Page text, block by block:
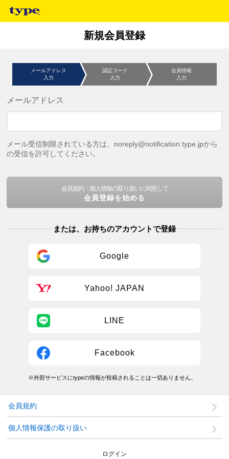
新規会員登録
メールアドレス
入力
認証コード
入力
会員情報
入力
メールアドレス
メール受信制限されている方は、noreply@notification.type.jpから
の受信を許可してください。
会員規約・個人情報の取り扱いに同意して
会員登録を始める
または、お持ちのアカウントで登録
Google
Yahoo! JAPAN
LINE
Facebook
※外部サービスにtypeの情報が投稿されることは一切ありません。
会員規約
個人情報保護の取り扱い
ログイン